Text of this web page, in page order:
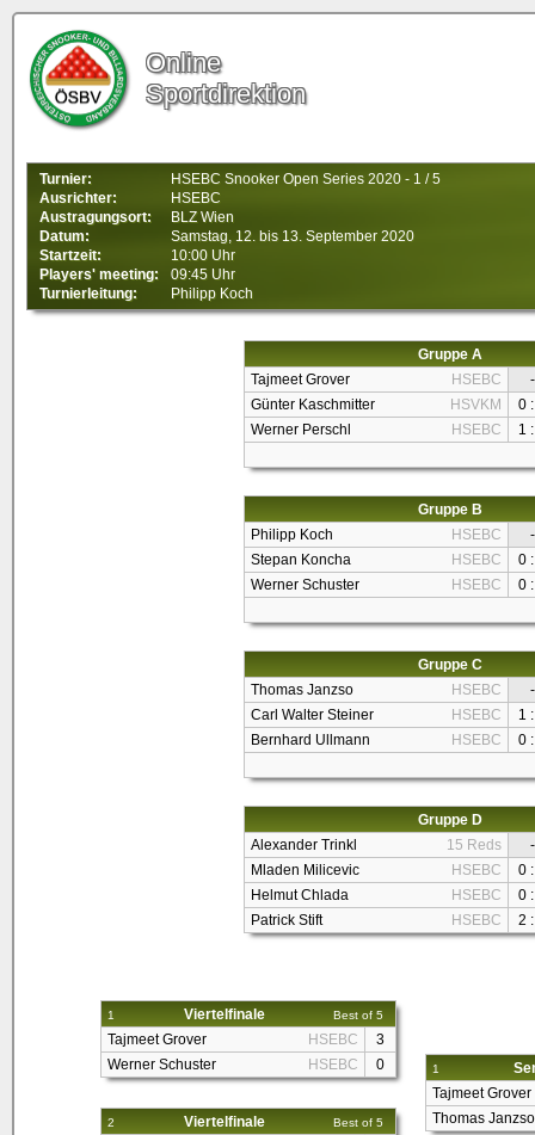
Online
Sportdirektion
Turnier:
HSEBC Snooker Open Series 2020 - 1 / 5
Ausrichter:
HSEBC
Austragungsort:
BLZ Wien
Datum:
Samstag, 12. bis 13. September 2020
Startzeit:
10:00 Uhr
Players' meeting:
09:45 Uhr
Turnierleitung:
Philipp Koch
Gruppe A
Tajmeet Grover
HSEBC
-
Günter Kaschmitter
HSVKM
0
Werner Perschl
HSEBC 1
Gruppe B
Philipp Koch
HSEBC
-
Stepan Koncha
HSEBC
0
Werner Schuster
HSEBC 0
Gruppe C
Thomas Janzso
HSEBC
-
Carl Walter Steiner
HSEBC
1
Bernhard Ullmann
HSEBC 0
Gruppe D
Alexander Trinkl
15 Reds
-
Mladen Milicevic
HSEBC
0
Helmut Chlada
HSEBC
0
Patrick Stift
HSEBC 2
1 Viertelfinale Best of 5
Tajmeet Grover HSEBC
3
Werner Schuster
HSEBC 0
2 Viertelfinale Best of 5
1
Tajmeet Grover
Thomas Janzso